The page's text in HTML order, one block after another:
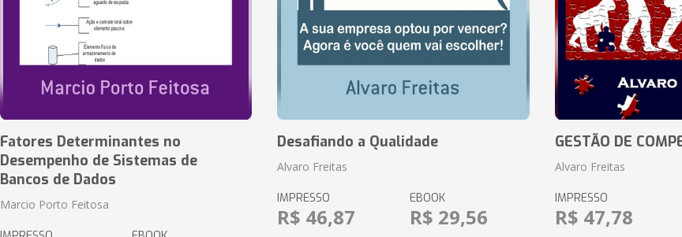
Fatores Determinantes no
Desempenho de Sistemas de
Bancos de Dados
Marcio Porto Feitosa
Desafiando a Qualidade
Alvaro Freitas
IMPRESSO
R$ 46,87
EBOOK
R$ 29,56
GESTÃO DE
Alvaro Freitas
IMPRESSO
R$ 47,78